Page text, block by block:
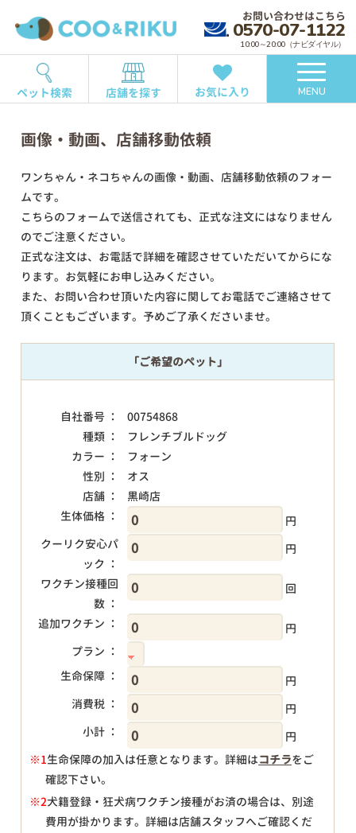
お問い合わせはこちら
0570-07-1122
10:00～20:00（ナビダイヤル）
ペット検索 店舗を探す お気に入り MENU
画像・動画、店舗移動依頼
ワンちゃん・ネコちゃんの画像・動画、店舗移動依頼のフォー
ムです。
こちらのフォームで送信されても、正式な注文にはなりません
のでご注意ください。
正式な注文は、お電話で詳細を確認させていただいてからにな
ります。お気軽にお申し込みください。
また、お問い合わせ頂いた内容に関してお電話でご連絡させて
頂くこともございます。予めご了承くださいませ。
「ご希望のペット」
自社番号 ：
00754868
種類 ：
フレンチブルドッグ
カラー ：
フォーン
性別 ：
オス
店舗 ：
黒崎店
生体価格 ：
円
クーリク安心パ
ック ：
円
ワクチン接種回
数 ：
回
追加ワクチン ：
円
プラン ：
生命保障 ：
円
消費税 ：
円
小計 ：
円
※1生命保障の加入は任意となります。詳細はコチラをご
確認下さい。
※2犬籍登録・狂犬病ワクチン接種がお済の場合は、別途
費用が掛かります。詳細は店舗スタッフへご確認くだ